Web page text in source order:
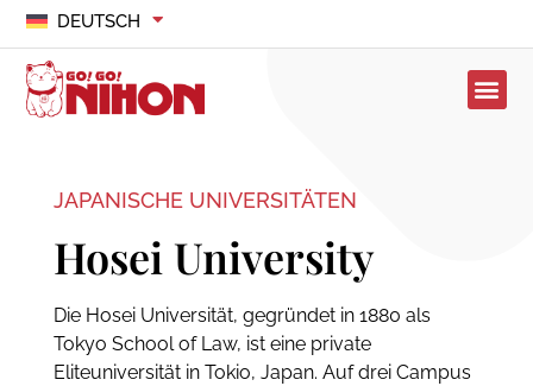
DEUTSCH
JAPANISCHE UNIVERSITÄTEN
Hosei University
Die Hosei Universität, gegründet in 1880 als
Tokyo School of Law, ist eine private
Eliteuniversität in Tokio, Japan. Auf drei Campus